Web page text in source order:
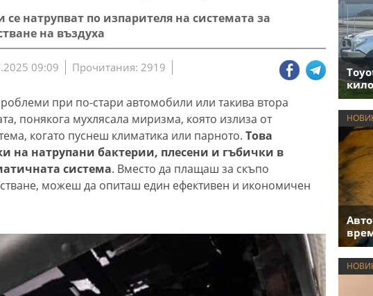
натрупват по изпарителя на системата за
на въздуха
09:09 Прочитания: 2919
при по-стари автомобили или такива втора
понякога мухлясала миризма, която излиза от
когато пуснеш климатика или парното. Това
на натрупани бактерии, плесени и гъбички в
система. Вместо да плащаш за скъпо
можеш да опиташ един ефективен и икономичен